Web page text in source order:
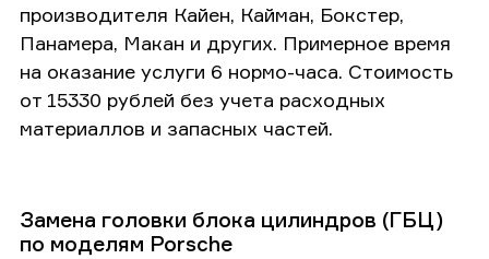
производителя Кайен, Кайман, Бокстер,
Панамера, Макан и других. Примерное время
на оказание услуги 6 нормо-часа. Стоимость
от 15330 рублей без учета расходных
материаллов и запасных частей.
Замена головки блока цилиндров (ГБЦ)
по моделям Porsche